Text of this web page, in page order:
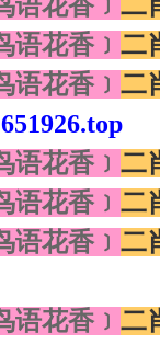
语花香﹞ 二
语花香﹞ 二
语花香﹞ 二
语花香﹞ 二
语花香﹞ 二
语花香﹞ 二